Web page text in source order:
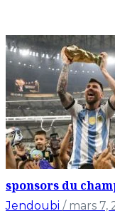
sponsors du
Jendoubi / mars 7,